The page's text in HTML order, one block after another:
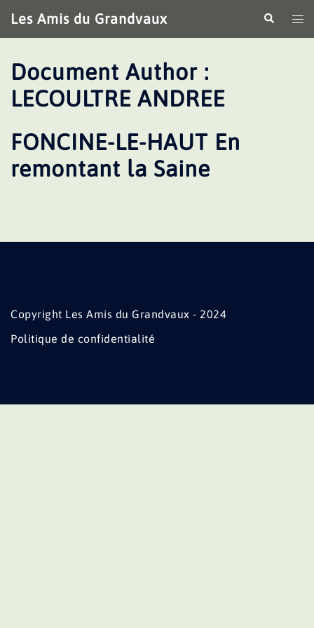
au
contenu
Les Amis du Grandvaux
le
Document Author :
LECOULTRE ANDREE
FONCINE-LE-HAUT En
remontant la Saine
Copyright Les Amis du Grandvaux - 2024
Politique de confidentialité